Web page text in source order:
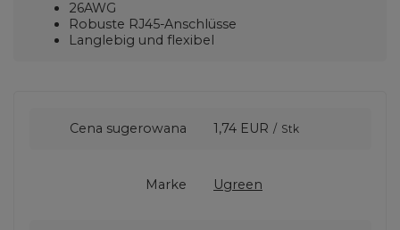
26AWG
Robuste RJ45-Anschlüsse
Langlebig und flexibel
Cena sugerowana 1,74 EUR / Stk
Marke Ugreen